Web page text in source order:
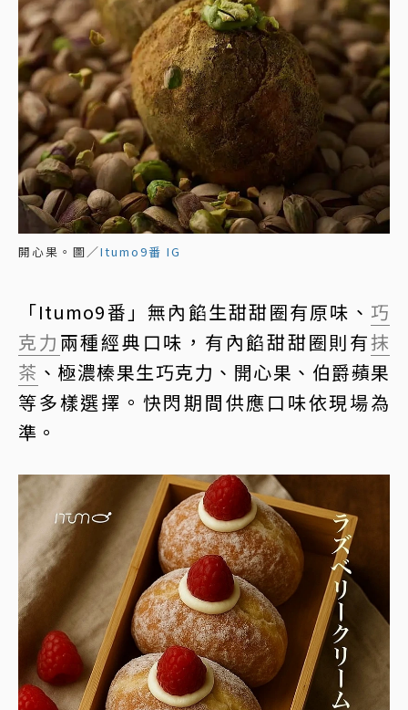
開心果。圖／Itumo9番 IG
「Itumo9番」無內餡生甜甜圈有原味、 巧
克力 兩種經典口味，有內餡甜甜圈則有抹
茶 、極濃榛果生巧克力、開心果、伯爵蘋果
等多樣選擇。快閃期間供應口味依現場為
準。